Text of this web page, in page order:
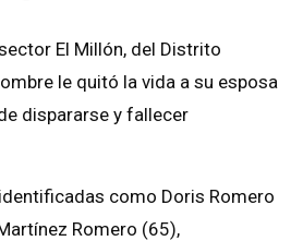
El Millón, del Distrito
le quitó la vida a su esposa
dispararse y fallecer
como Doris Romero
Romero (65),